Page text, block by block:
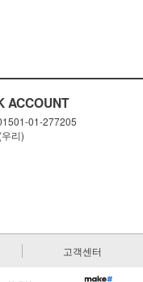
ACCOUNT
01-277205
리)
고객센터